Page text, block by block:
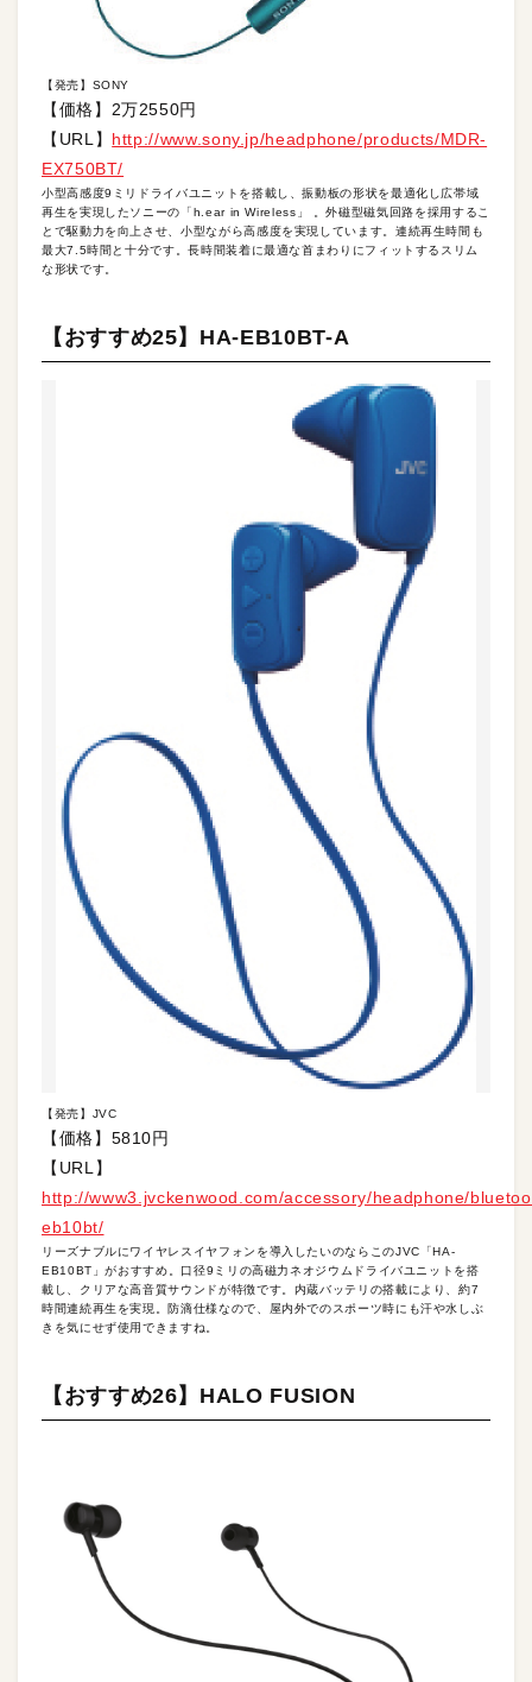
【発売】SONY
【価格】2万2550円
【URL】 http://www.sony.jp/headphone/products/MDR-
EX750BT/
小型高感度9ミリドライバユニットを搭載し、振動板の形状を最適化し広帯域
再生を実現したソニーの「h.ear in Wireless」 。外磁型磁気回路を採用するこ
とで駆動力を向上させ、小型ながら高感度を実現しています。連続再生時間も
最大7.5時間と十分です。長時間装着に最適な首まわりにフィットするスリム
な形状です。
【おすすめ25】HA-EB10BT-A
【発売】JVC
【価格】5810円
【URL】
http://www3.jvckenwood.com/accessory/headphone/
eb10bt/
リーズナブルにワイヤレスイヤフォンを導入したいのならこのJVC「HA-
EB10BT」がおすすめ。口径9ミリの高磁力ネオジウムドライバユニットを搭
載し、クリアな高音質サウンドが特徴です。内蔵バッテリの搭載により、約7
時間連続再生を実現。防滴仕様なので、屋内外でのスポーツ時にも汗や水しぶ
きを気にせず使用できますね。
【おすすめ26】HALO FUSION